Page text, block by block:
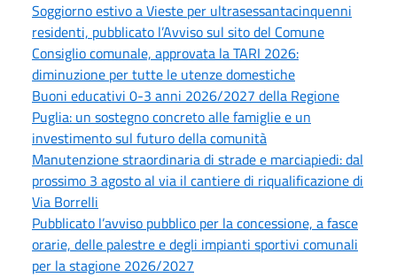
Soggiorno estivo a Vieste per ultrasessantacinquenni
residenti, pubblicato l’Avviso sul sito del Comune
Consiglio comunale, approvata la TARI 2026:
diminuzione per tutte le utenze domestiche
Buoni educativi 0-3 anni 2026/2027 della Regione
Puglia: un sostegno concreto alle famiglie e un
investimento sul futuro della comunità
Manutenzione straordinaria di strade e marciapiedi: dal
prossimo 3 agosto al via il cantiere di riqualificazione di
Via Borrelli
Pubblicato l’avviso pubblico per la concessione, a fasce
orarie, delle palestre e degli impianti sportivi comunali
per la stagione 2026/2027